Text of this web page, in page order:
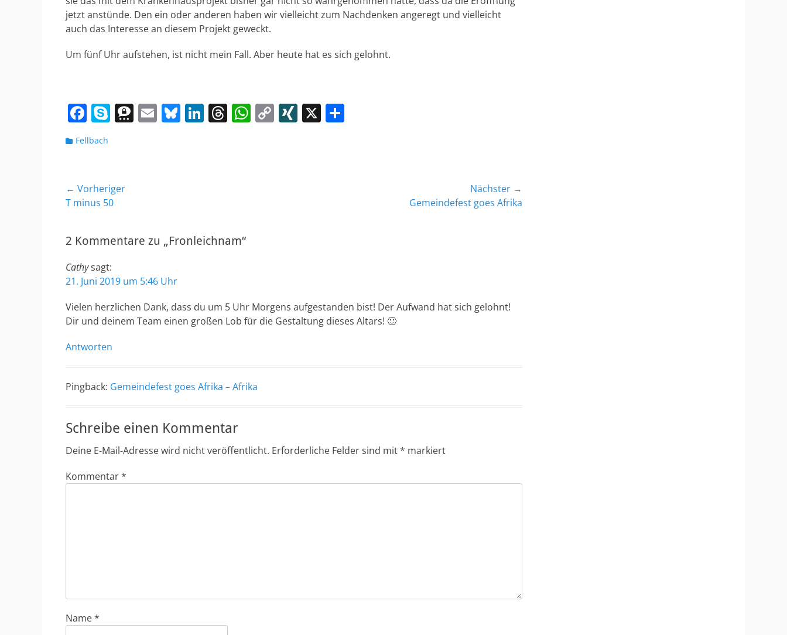
jetzt anstünde. Den ein oder anderen haben wir vielleicht zum Nachdenken angeregt und vielleicht
auch das Interesse an diesem Projekt geweckt.
Um fünf Uhr aufstehen, ist nicht mein Fall. Aber heute hat es sich gelohnt.
F
a
c
b
o
k
S
e
T E Bl Li T W C XI X
Kategorien
Fellbach
Beitragsnavigation
← Vorheriger
Vorheriger
T minus 50
Nächster →
Gemeindefest goes Afrika
2 Kommentare zu „Fronleichnam“
Cathysagt:
21. Juni 2019 um 5:46 Uhr
Vielen herzlichen Dank, dass du um 5 Uhr Morgens aufgestanden bist! Der Aufwand hat sich gelohnt!
Dir und deinem Team einen großen Lob für die Gestaltung dieses Altars! 🙂
Antworten
Pingback: Gemeindefest goes Afrika – Afrika
Schreibe einen Kommentar
Deine E-Mail-Adresse wird nicht veröffentlicht. Erforderliche Felder sind mit* markiert
Kommentar*
Name*